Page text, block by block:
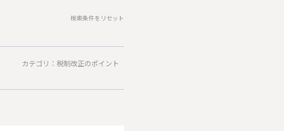
検索条件をリセット
カテゴリ：税制改正のポイント